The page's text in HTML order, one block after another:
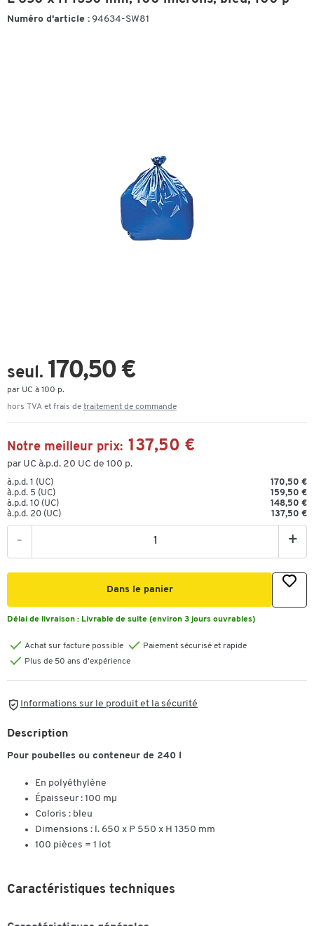
Numéro d'article : 94634-SW81
seul. 170,50 €
par UC à 100 p.
hors TVA et frais de traitement de commande
Notre meilleur prix: 137,50 €
par UC à.p.d. 20 UC de 100 p.
à.p.d. 1 (UC)
170,50 €
à.p.d. 5 (UC)
159,50 €
à.p.d. 10 (UC)
148,50 €
à.p.d. 20 (UC)
137,50 €
- +
Dans le panier
Délai de livraison : Livrable de suite (environ 3 jours ouvrables)
Achat sur facture possible
Paiement sécurisé et rapide
Plus de 50 ans d'expérience
Informations sur le produit et la sécurité
Description
Pour poubelles ou conteneur de 240 l
En polyéthylène
Épaisseur : 100 mµ
Coloris : bleu
Dimensions : l. 650 x P 550 x H 1350 mm
100 pièces = 1 lot
Caractéristiques techniques